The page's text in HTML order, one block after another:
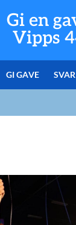
Gi en
Vipps
GI GAVE